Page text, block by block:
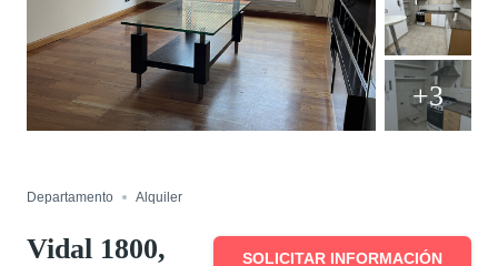
+3
Departamento Alquiler
Vidal 1800,
SOLICITAR INFORMACIÓN